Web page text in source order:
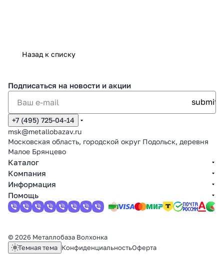
Назад к списку
Подписаться на новости и акции
+7 (495) 725-04-14
msk@metallobazav.ru
Московская область, городской округ Подольск, деревня
Малое Брянцево
Каталог
Компания
Информация
Помощь
© 2026 Металлобаза Волхонка
Темная тема КонфиденциальностьОферта